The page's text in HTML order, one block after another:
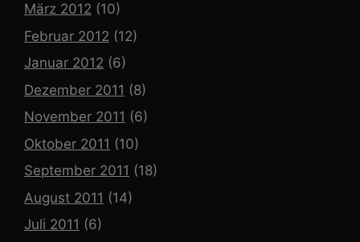
März 2012 (10)
Februar 2012 (12)
Januar 2012 (6)
Dezember 2011 (8)
November 2011 (6)
Oktober 2011 (10)
September 2011 (18)
August 2011 (14)
Juli 2011 (6)